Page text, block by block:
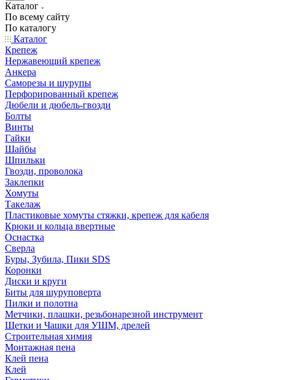
Каталог
По всему сайту
По каталогу
Каталог
Крепеж
Нержавеющий крепеж
Анкера
Саморезы и шурупы
Перфорированный крепеж
Дюбели и дюбель-гвозди
Болты
Винты
Гайки
Шайбы
Шпильки
Гвозди, проволока
Заклепки
Хомуты
Такелаж
Пластиковые хомуты стяжки, крепеж для кабеля
Крюки и кольца ввертные
Оснастка
Сверла
Буры, Зубила, Пики SDS
Коронки
Диски и круги
Биты для шуруповерта
Пилки и полотна
Метчики, плашки, резьбонарезной инструмент
Щетки и Чашки для УШМ, дрелей
Строительная химия
Монтажная пена
Клей пена
Клей